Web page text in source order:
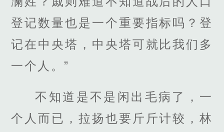
登记数量也是一个重要指标吗？登
记在中央塔，中央塔可就比我们多
一个人。”
不知道是不是闲出毛病了，一
个人而已，拉扬也要斤斤计较，林